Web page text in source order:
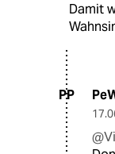
Damit
PP